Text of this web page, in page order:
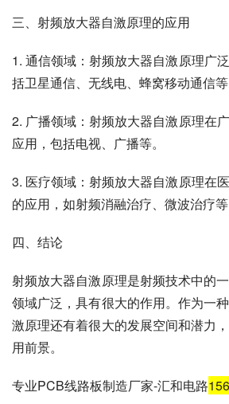
三、射频放大器自激原理的应用
1. 通信领域：射频放大器自激原理广
括卫星通信、无线电、蜂窝移动通信等
2. 广播领域：射频放大器自激原理在
应用，包括电视、广播等。
3. 医疗领域：射频放大器自激原理在
的应用，如射频消融治疗、微波治疗等
四、结论
射频放大器自激原理是射频技术中的
领域广泛，具有很大的作用。作为一
激原理还有着很大的发展空间和潜力
用前景。
专业PCB线路板制造厂家-汇和电路